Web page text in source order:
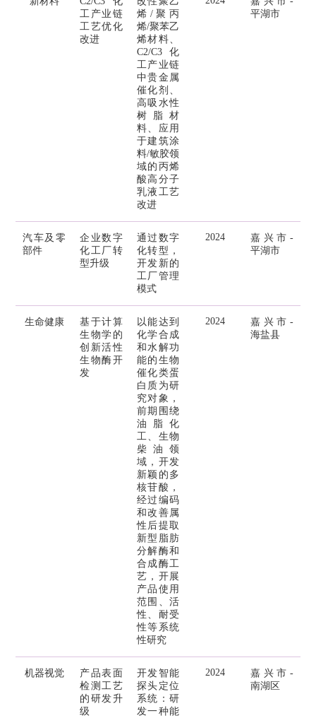
工产业链
工艺优化
改进
烯/聚丙
烯/聚苯乙
烯材料、
C2/C3化
工产业链
中贵金属
催化剂、
高吸水性
树脂材
料、应用
于建筑涂
料/敏胶领
域的丙烯
酸高分子
乳液工艺
改进
平湖市
汽车及零
部件
企业数字
化工厂转
型升级
通过数字
化转型，
开发新的
工厂管理
模式
2024
嘉兴市-
平湖市
生命健康
基于计算
生物学的
创新活性
生物酶开
发
以能达到
化学合成
和水解功
能的生物
催化类蛋
白质为研
究对象，
前期围绕
油脂化
工、生物
柴油领
域，开发
新颖的多
核苷酸，
经过编码
和改善属
性后提取
新型脂肪
分解酶和
合成酶工
艺，开展
产品使用
范围、活
性、耐受
性等系统
性研究
2024
嘉兴市-
海盐县
机器视觉
产品表面
检测工艺
的研发升
级
开发智能
探头定位
系统：研
发一种能
2024
嘉兴市-
南湖区